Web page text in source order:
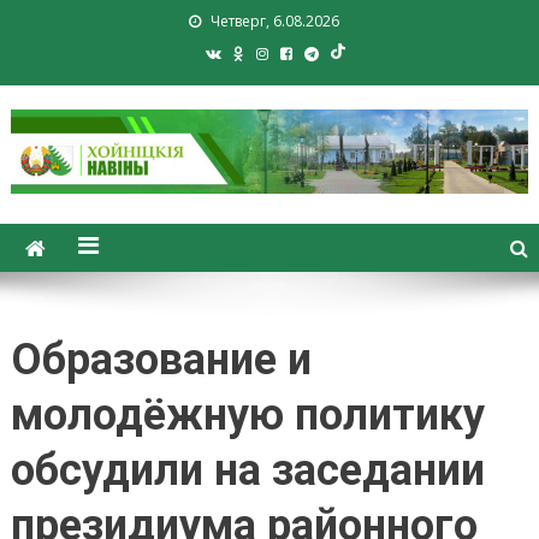
Четверг, 6.08.2026
Хойники. Хойнiцкiя навiны.
Новости Хойник. Районная
Образование и
молодёжную политику
обсудили на заседании
президиума районного